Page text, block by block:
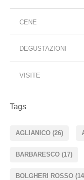
CENE
DEGUSTAZIONI
VISITE
Tags
AGLIANICO (26)
BARBARESCO (17)
BOLGHERI ROSSO